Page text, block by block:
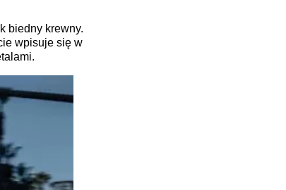
biedny krewny.
wpisuje się w